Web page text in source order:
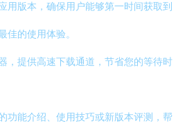
用版本，确保用户能够第一时间获取到
佳的使用体验。
，提供高速下载通道，节省您的等待时
功能介绍、使用技巧或新版本评测，帮